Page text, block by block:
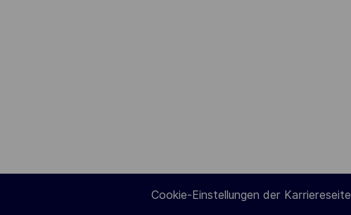
Cookie-Einstellungen der Karriereseite